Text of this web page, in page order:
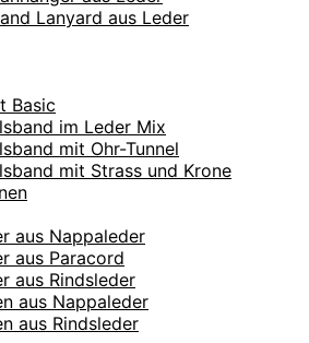
Lanyard aus Leder
Basic
im Leder Mix
mit Ohr-Tunnel
mit Strass und Krone
aus Nappaleder
aus Paracord
aus Rindsleder
aus Nappaleder
aus Rindsleder